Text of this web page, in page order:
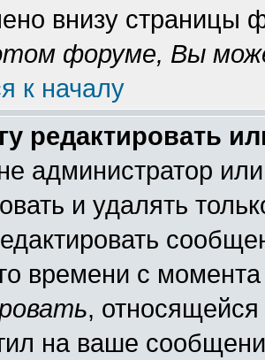
внизу страницы
форуме, Вы
к началу
редактировать
администратор
и удалять
времени с
,
на ваше